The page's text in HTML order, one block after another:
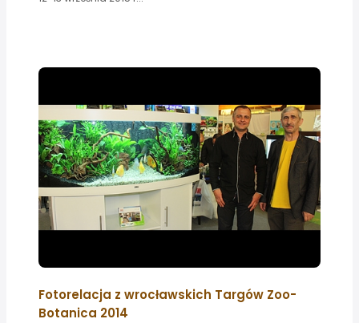
Fotorelacja z wrocławskich Targów Zoo-
Botanica 2014